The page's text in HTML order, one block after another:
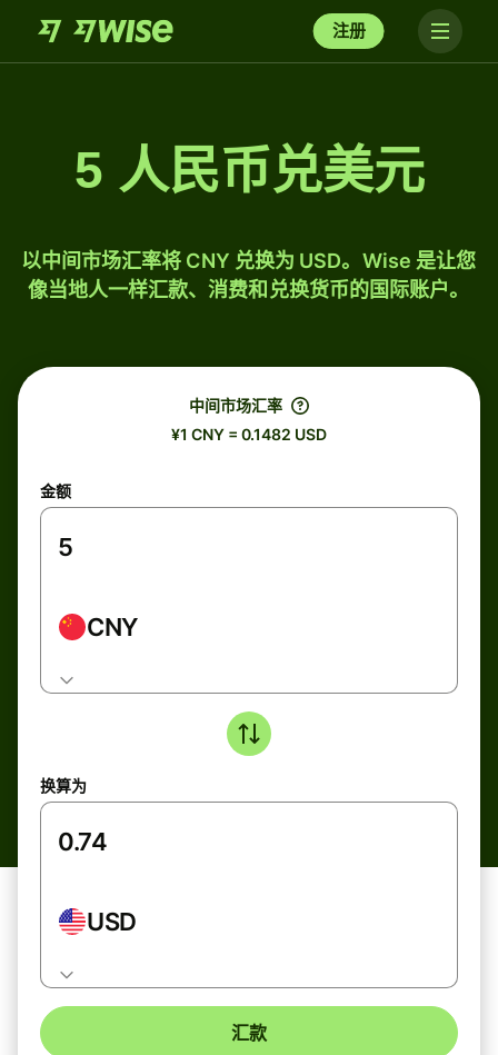
注册
5 人民币兑美元
以中间市场汇率将 CNY 兑换为 USD。Wise 是让您
像当地人一样汇款、消费和兑换货币的国际账户。
中间市场汇率
¥1 CNY = 0.1482 USD
金额
CNY
换算为
USD
汇款